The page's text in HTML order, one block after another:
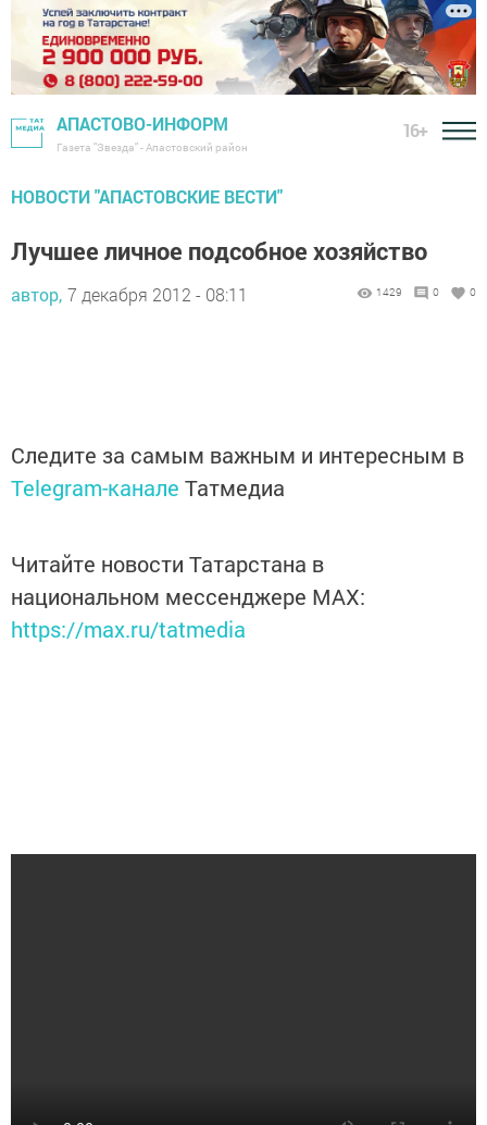
АПАСТОВО-ИНФОРМ
Газета "Звезда" - Апастовский район
16+
НОВОСТИ "АПАСТОВСКИЕ ВЕСТИ"
Лучшее личное подсобное хозяйство
автор, 7 декабря 2012 - 08:11 1429 0 0
Следите за самым важным и интересным в
Telegram-канале Татмедиа
Читайте новости Татарстана в
национальном мессенджере MАХ:
https://max.ru/tatmedia